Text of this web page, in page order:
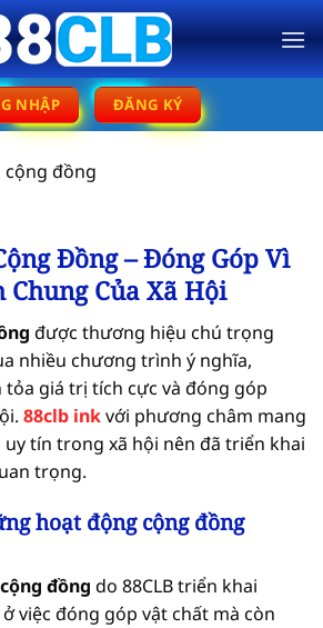
NHẬP ĐĂNG KÝ
cộng đồng
Đồng – Đóng Góp Vì
Của Xã Hội
được thương hiệu chú trọng
nhiều chương trình ý nghĩa,
tỏa giá trị tích cực và đóng góp
88clb inkvới phương châm mang
tín trong xã hội nên đã triển khai
trọng.
hoạt động cộng đồng
đồng do 88CLB triển khai
việc đóng góp vật chất mà còn